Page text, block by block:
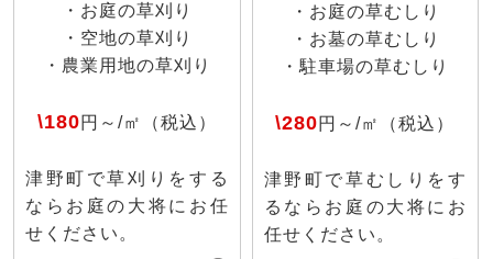
・お庭の草刈り
・空地の草刈り
・農業用地の草刈り
\180円～/㎡（税込）
津野町で草刈りをする
ならお庭の大将にお任
せください。
・お庭の草むしり
・お墓の草むしり
・駐車場の草むしり
\280円～/㎡（税込）
津野町で草むしりをす
るならお庭の大将にお
任せください。